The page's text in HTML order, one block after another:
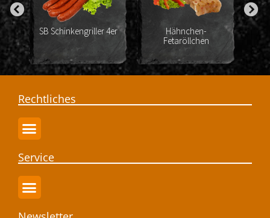
Schinkengriller 4er
Hähnchen-
Fetaröllchen
mariniert
Rechtliches
Service